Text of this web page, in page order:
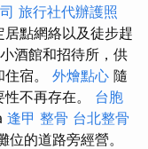
旅行社代辦護照
點網絡以及徒步趕
酒館和招待所，供
宿。 外燴點心 隨
不再存在。 台胞
逢甲 整骨 台北整骨
的道路旁經營。